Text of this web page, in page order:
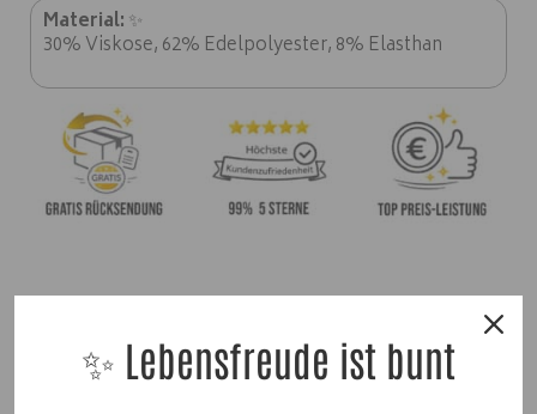
Material:✨
30% Viskose, 62% Edelpolyester, 8% Elasthan
Blazermantel Elaine, Silber Glamour |Gr. UNI
40-48+|, Anr.: 3804
65,90€
✨ Lebensfreude ist bunt